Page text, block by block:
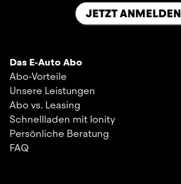
Das E-Auto Abo
Abo-Vorteile
Unsere Leistungen
Abo vs. Leasing
Schnellladen mit Ionity
Persönliche Beratung
FAQ
JETZT ANMELDEN